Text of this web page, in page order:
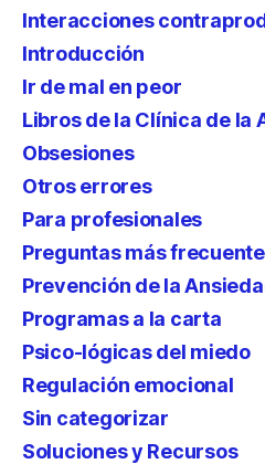
Interacciones
Introducción
Ir de mal en peor
Libros de la Clínica de la
Obsesiones
Otros errores
Para profesionales
Preguntas más
Prevención de la
Programas a la carta
Psico-lógicas del miedo
Regulación emocional
Sin categorizar
Soluciones y Recursos